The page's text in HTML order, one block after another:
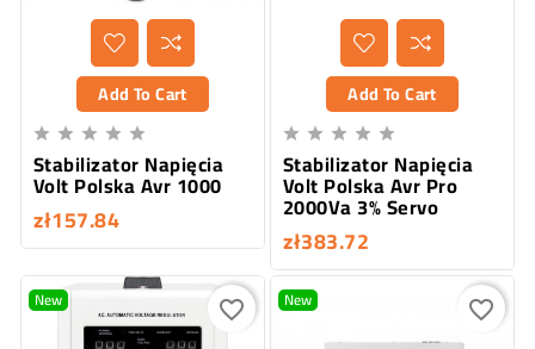
Add To Cart
    
Stabilizator Napięcia
Volt Polska Avr 1000
zł157.84
Add To Cart
    
Stabilizator Napięcia
Volt Polska Avr Pro
2000Va 3% Servo
zł383.72
New favorite_border New favorite_border